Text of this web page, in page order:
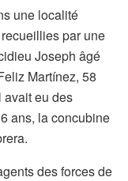
une localité
par une
Joseph âgé
Martínez, 58
avait eu des
ans, la concubine
des forces de